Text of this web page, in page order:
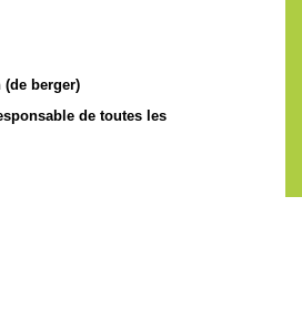
(de berger)
de toutes les